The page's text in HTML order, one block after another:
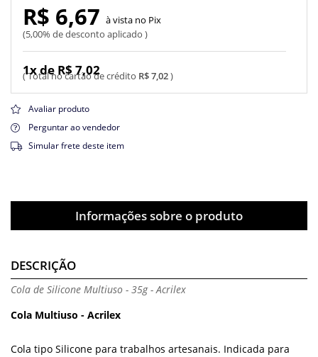
R$ 7,02
1x de R$ 7,02
R$ 6,67
5,00% de desconto aplicado
Pix
Avaliar produto
Perguntar ao vendedor
Simular frete deste item
Informações sobre o produto
DESCRIÇÃO
Cola de Silicone Multiuso - 35g - Acrilex
Cola Multiuso - Acrilex
Cola tipo Silicone para trabalhos artesanais. Indicada para